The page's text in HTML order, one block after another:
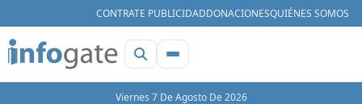
CONTRATE PUBLICIDADDONACIONESQUIÉNES SOMOS
Viernes 7 De Agosto De 2026